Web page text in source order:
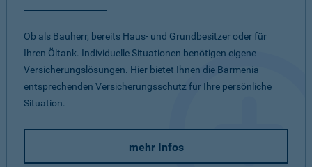
Ob als Bauherr, bereits Haus- und Grundbesitzer oder für
Ihren Öltank. Individuelle Situationen benötigen eigene
Versicherungslösungen. Hier bietet Ihnen die Barmenia
entsprechenden Versicherungsschutz für Ihre persönliche
Situation.
mehr Infos